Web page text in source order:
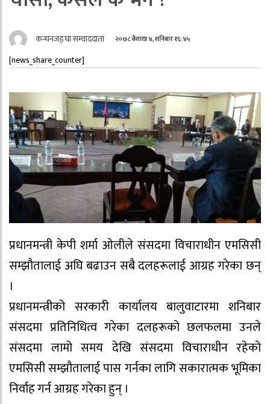
कन्चनजङ्घा सम्वाददाता २०७८ बैशाख ४, शनिबार १६:४५
[news_share_counter]
प्रधानमन्त्री केपी शर्मा ओलीले संसदमा विचाराधीन एमसिसी
सम्झौतालाई अघि बढाउन सबै दलहरूलाई आग्रह गरेका छन्
।
प्रधानमन्त्रीको सरकारी कार्यालय बालुवाटारमा शनिबार
संसदमा प्रतिनिधित्व गरेका दलहरूको छलफलमा उनले
संसदमा लामो समय देखि संसदमा विचाराधीन रहेको
एमसिसी सम्झौतालाई पास गर्नका लागि सकारात्मक भूमिका
निर्वाह गर्न आग्रह गरेका हुन् ।